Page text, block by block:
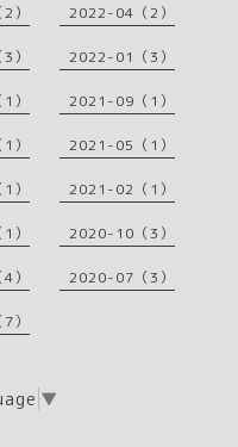
） 2022-04（2）
） 2022-01（3）
） 2021-09（1）
） 2021-05（1）
） 2021-02（1）
） 2020-10（3）
） 2020-07（3）
）
▼